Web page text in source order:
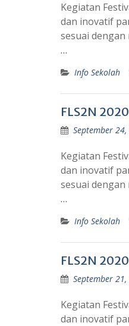
Kegiatan
dan inovatif
sesuai dengan
…
Info Sekolah
FLS2N
September
Kegiatan
dan inovatif
sesuai dengan
…
Info Sekolah
FLS2N
September
Kegiatan
dan inovatif